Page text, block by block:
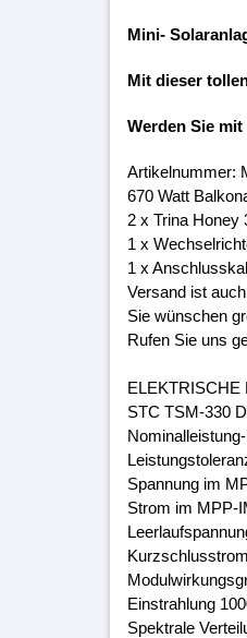
Mini-
Mit dieser
Werden Sie
Artikelnummer:
670 Watt
2 x Trina Honey
1 x
1 x
Versand ist
Sie wünschen
Rufen Sie uns
ELEKTRISCHE
STC TSM-330
Spannung im
Strom im MPP-
Einstrahlung
Spektrale